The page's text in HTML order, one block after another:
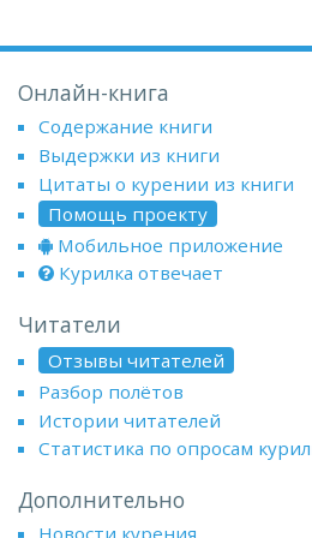
Онлайн-книга
Содержание книги
Выдержки из книги
Цитаты о курении из книги
Помощь проекту
Мобильное приложение
Курилка отвечает
Читатели
Отзывы читателей
Разбор полётов
Истории читателей
Статистика по опросам
Дополнительно